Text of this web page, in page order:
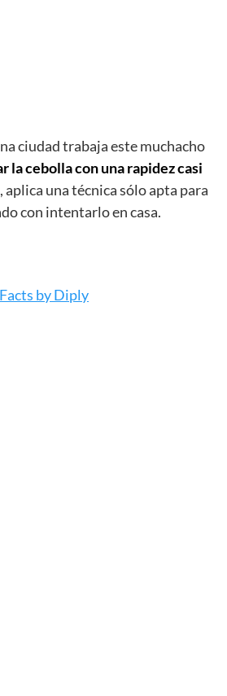
ciudad trabaja este muchacho
la cebolla con una rapidez casi
aplica una técnica sólo apta para
con intentarlo en casa.
by Diply